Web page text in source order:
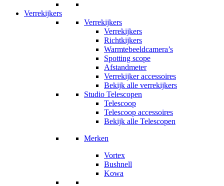
Verrekijkers
Verrekijkers
Verrekijkers
Richtkijkers
Warmtebeeldcamera’s
Spotting scope
Afstandmeter
Verrekijker accessoires
Bekijk alle verrekijkers
Studio Telescopen
Telescoop
Telescoop accessoires
Bekijk alle Telescopen
Merken
Vortex
Bushnell
Kowa